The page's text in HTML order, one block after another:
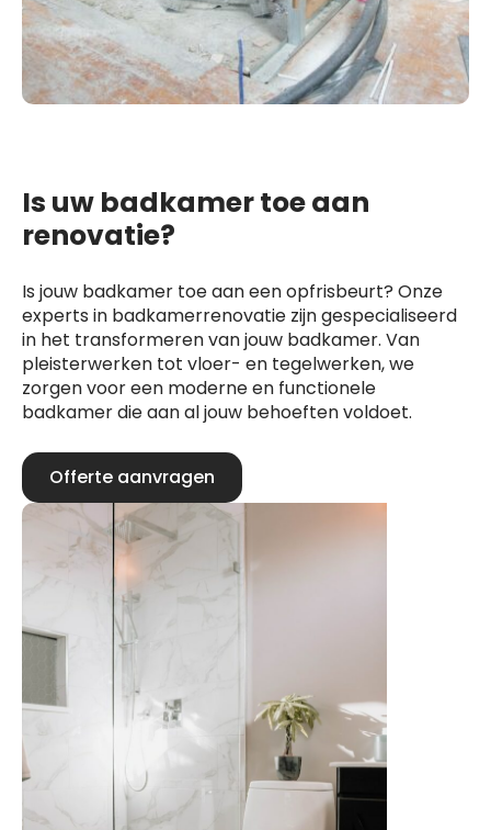
Is uw badkamer toe aan
renovatie?
Is jouw badkamer toe aan een opfrisbeurt? Onze
experts in badkamerrenovatie zijn gespecialiseerd
in het transformeren van jouw badkamer. Van
pleisterwerken tot vloer- en tegelwerken, we
zorgen voor een moderne en functionele
badkamer die aan al jouw behoeften voldoet.
Offerte aanvragen